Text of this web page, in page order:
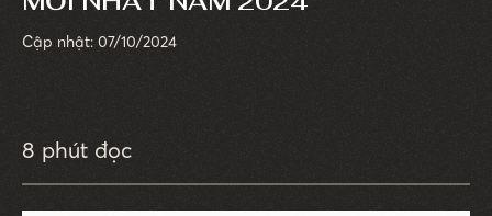
Cập nhật: 07/10/2024
8 phút đọc